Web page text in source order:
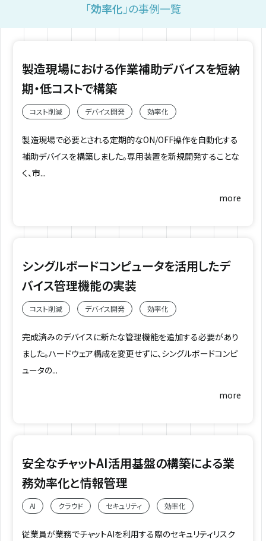
「効率化」の事例一覧
製造現場における作業補助デバイスを短納
期・低コストで構築
コスト削減 デバイス開発 効率化
製造現場で必要とされる定期的なON/OFF操作を自動化する
補助デバイスを構築しました。専用装置を新規開発することな
く、市...
more
シングルボードコンピュータを活用したデ
バイス管理機能の実装
コスト削減 デバイス開発 効率化
完成済みのデバイスに新たな管理機能を追加する必要があり
ました。ハードウェア構成を変更せずに、シングルボードコンピ
ュータの...
more
安全なチャットAI活用基盤の構築による業
務効率化と情報管理
AI クラウド セキュリティ 効率化
従業員が業務でチャットAIを利用する際のセキュリティリスク